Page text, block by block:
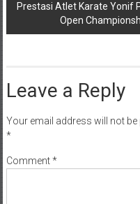
Prestasi Atlet Karate Yonif
Open
Leave a Reply
Your email address will not be
*
Comment*